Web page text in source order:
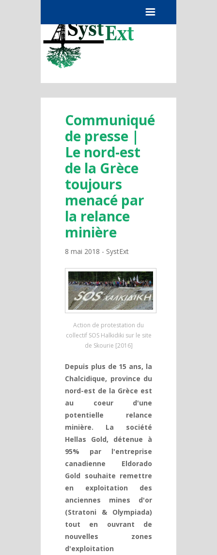
Communiqué
de presse |
Le nord-est
de la Grèce
toujours
menacé par
la relance
minière
8 mai 2018 SystExt
Action de protestation du
collectif SOS Halkidiki sur le site
de Skourie [2016]
Depuis plus de 15 ans, la
Chalcidique, province du
nord-est de la Grèce est
au coeur d'une
potentielle relance
minière. La société
Hellas Gold, détenue à
95% par l'entreprise
canadienne Eldorado
Gold souhaite remettre
en exploitation des
anciennes mines d'or
(Stratoni & Olympiada)
tout en ouvrant de
nouvelles zones
d'exploitation